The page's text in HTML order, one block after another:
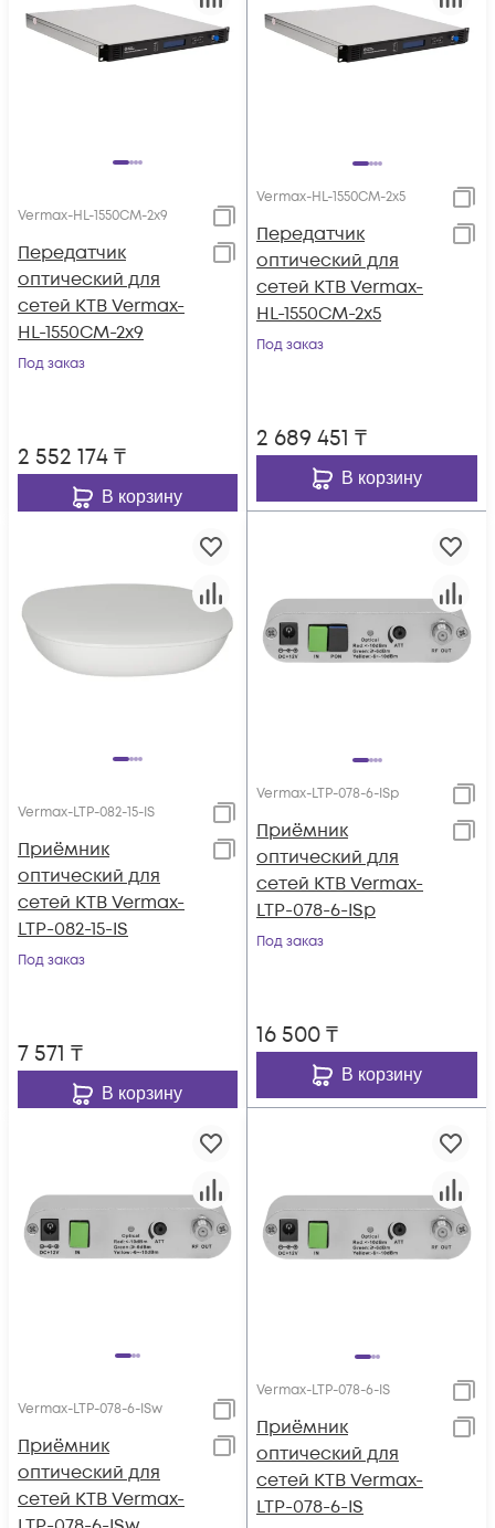
Vermax-HL-1550CM-2x9
Передатчик
оптический для
сетей КТВ Vermax-
HL-1550CM-2x9
Под заказ
2 552 174₸
В корзину
Vermax-HL-1550CM-2x5
Передатчик
оптический для
сетей КТВ Vermax-
HL-1550CM-2x5
Под заказ
2 689 451 ₸
В корзину
Vermax-LTP-082-15-IS
Приёмник
оптический для
сетей КТВ Vermax-
LTP-082-15-IS
Под заказ
7 571 ₸
В корзину
Vermax-LTP-078-6-ISp
Приёмник
оптический для
сетей КТВ Vermax-
LTP-078-6-ISp
Под заказ
16 500₸
В корзину
Vermax-LTP-078-6-ISw
Приёмник
оптический для
сетей КТВ Vermax-
Vermax-LTP-078-6-IS
Приёмник
оптический для
сетей КТВ Vermax-
LTP-078-6-IS